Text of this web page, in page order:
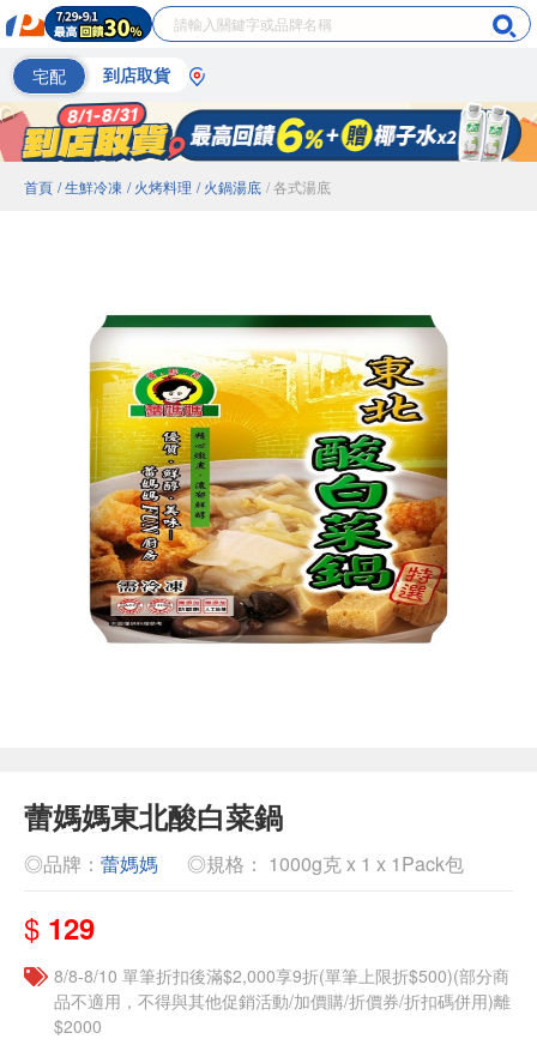
宅配 到店取貨
首頁 / 生鮮冷凍 / 火烤料理 / 火鍋湯底 / 各式湯底
蕾媽媽東北酸白菜鍋
◎品牌： 蕾媽媽 ◎規格： 1000g克 x 1 x 1Pack包
$ 129
8/8-8/10 單筆折扣後滿$2,000享9折(單筆上限折$500)(部分商
品不適用，不得與其他促銷活動/加價購/折價券/折扣碼併用)離
$2000